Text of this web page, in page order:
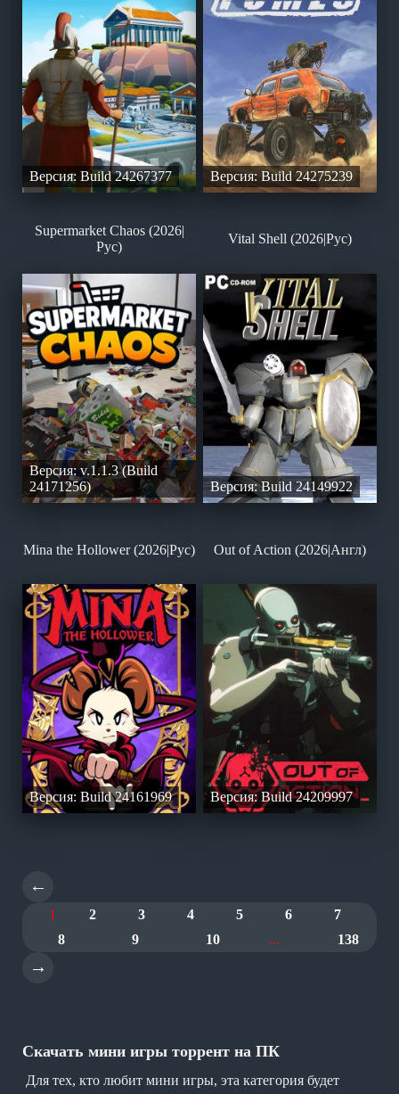
Версия: Build 24267377 Версия: Build 24275239
Supermarket Chaos (2026|
Рус)
Версия: v.1.1.3 (Build
24171256)
Vital Shell (2026|Рус)
Версия: Build 24149922
Mina the Hollower (2026|Рус)
Версия: Build 24161969
Out of Action (2026|Англ)
Версия: Build 24209997
←
1 2 3 4 5 6
7
8
9 10 ... 138
→
Скачать мини игры торрент на ПК
Для тех, кто любит мини игры, эта категория будет